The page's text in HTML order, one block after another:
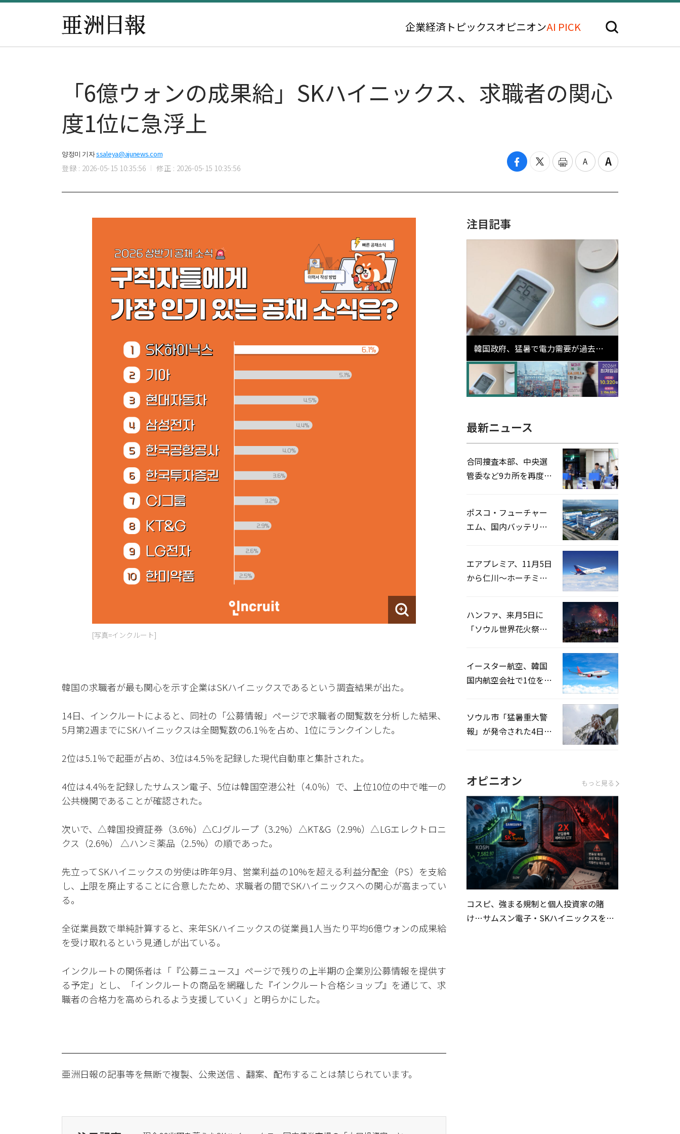
企業経済 トピックスオピニオンAI PICK
「6億ウォンの成果給」SKハイニックス、求職者の関心
度1位に急浮上
양정미 기자ssaleya@ajunews.com
登録 : 2026-05-15 10:35:56 修正 : 2026-05-15 10:35:56
[写真=インクルート]
韓国の求職者が最も関心を示す企業はSKハイニックスであるという調査結果が出た。
14日、インクルートによると、同社の「公募情報」ページで求職者の閲覧数を分析した結果、
5月第2週までにSKハイニックスは全閲覧数の6.1％を占め、1位にランクインした。
2位は5.1％で起亜が占め、3位は4.5％を記録した現代自動車と集計された。
4位は4.4％を記録したサムスン電子、5位は韓国空港公社（4.0％）で、上位10位の中で唯一の
公共機関であることが確認された。
次いで、△韓国投資証券（3.6%）△CJグループ（3.2%）△KT&G（2.9%）△LGエレクトロニ
クス（2.6%） △ハンミ薬品（2.5%）の順であった。
先立ってSKハイニックスの労使は昨年9月、営業利益の10%を超える利益分配金（PS）を支給
し、上限を廃止することに合意したため、求職者の間でSKハイニックスへの関心が高まってい
る。
全従業員数で単純計算すると、来年SKハイニックスの従業員1人当たり平均6億ウォンの成果給
を受け取れるという見通しが出ている。
インクルートの関係者は「『公募ニュース』ページで残りの上半期の企業別公募情報を提供す
る予定」とし、「インクルートの商品を網羅した『インクルート合格ショップ』を通じて、求
職者の合格力を高められるよう支援していく」と明らかにした。
亜洲日報の記事等を無断で複製、公衆送信 、翻案、配布することは禁じられています。
注目記事
韓国政府、猛暑で電力需要が過去最
高更新の可能性に需給対応体制を点
検
最新ニュース
合同捜査本部、中央選
管委など9カ所を再度家
ポスコ・フューチャー
エム、国内バッテリー
エアプレミア、11月5日
から仁川〜ホーチミン
ハンファ、来月5日に
「ソウル世界花火祭り
イースター航空、韓国
国内航空会社で1位を記
ソウル市「猛暑重大警
報」が発令された4日、
オピニオン もっと見る
コスピ、強まる規制と個人投資家の賭
け…サムスン電子・SKハイニックスを巡